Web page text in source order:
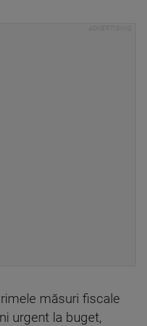
măsuri fiscale
urgent la buget,